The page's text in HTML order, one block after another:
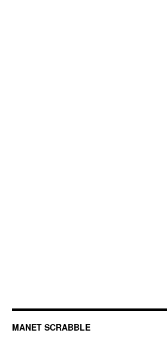
MANET SCRABBLE